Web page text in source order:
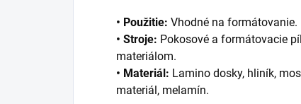
• Použitie: Vhodné na formátovanie.
• Stroje: Pokosové a formátovacie
materiálom.
• Materiál: Lamino dosky, hliník,
materiál, melamín.